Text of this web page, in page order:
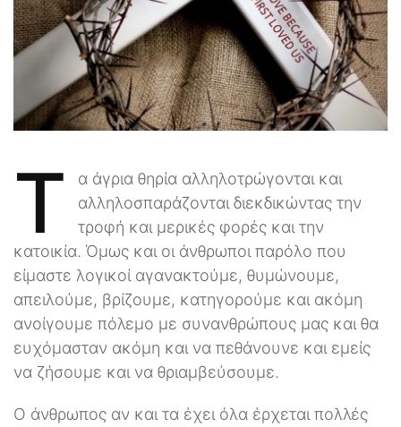
Τ
α άγρια θηρία αλληλοτρώγονται και
αλληλοσπαράζονται διεκδικώντας την
τροφή και μερικές φορές και την
κατοικία. Όμως και οι άνθρωποι παρόλο που
είμαστε λογικοί αγανακτούμε, θυμώνουμε,
απειλούμε, βρίζουμε, κατηγορούμε και ακόμη
ανοίγουμε πόλεμο με συνανθρώπους μας και θα
ευχόμασταν ακόμη και να πεθάνουνε και εμείς
να ζήσουμε και να θριαμβεύσουμε.
Ο άνθρωπος αν και τα έχει όλα έρχεται πολλές